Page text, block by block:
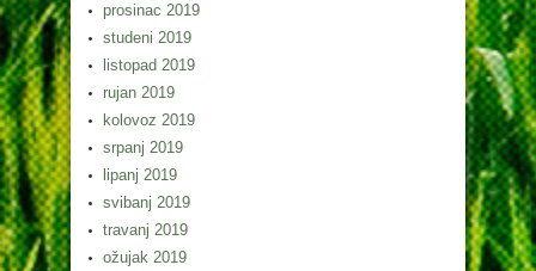
prosinac 2019
studeni 2019
listopad 2019
rujan 2019
kolovoz 2019
srpanj 2019
lipanj 2019
svibanj 2019
travanj 2019
ožujak 2019